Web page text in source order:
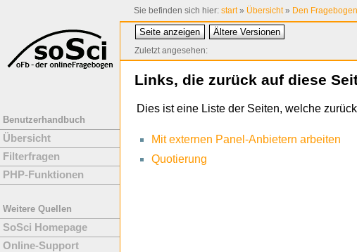
Sie befinden sich hier: start» Übersicht» Den
Benutzerhandbuch
Übersicht
Filterfragen
PHP-Funktionen
Weitere Quellen
SoSci Homepage
Online-Support
Seite anzeigen Ältere Versionen
Zuletzt angesehen:
Links, die zurück auf diese
Dies ist eine Liste der Seiten, welche
Mit externen Panel-Anbietern arbeiten
Quotierung